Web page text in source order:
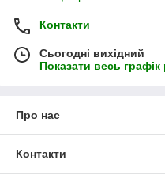
Контакти
Сьогодні вихідний
Показати весь графік
Про нас
Контакти